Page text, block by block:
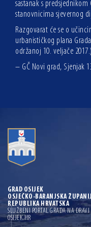
sastanak s
stanovnicima sjevernog
Razgovarat će se o
urbanističkog plana
održanoj 10. veljače
– GČ Novi grad, Sjenjak
GRAD OSIJEK
OSJEČKO-BARANJSKA
REPUBLIKA HRVATSKA
SLUŽBENI PORTAL GRADA NA DRAVI
OSIJEK.HR